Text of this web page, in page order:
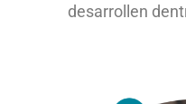
desarrollen